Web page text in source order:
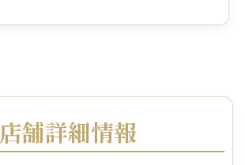
店舗詳細情報